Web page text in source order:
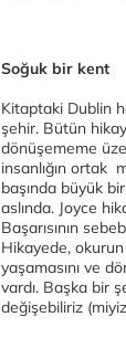
Soğuk bir kent
Kitaptaki Dublin
şehir. Bütün
dönüşememe
insanlığın ortak
başında büyük
aslında. Joyce
Başarısının
Hikayede, okurun
yaşamasını ve
vardı. Başka bir
değişebiliriz